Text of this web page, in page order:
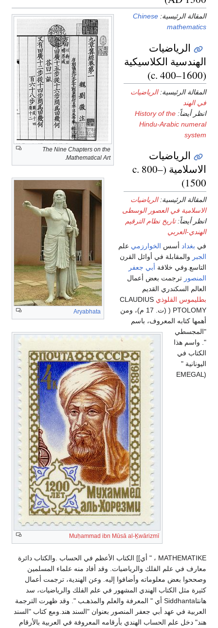
The Nine Chapters on the
Mathematical Art
.
المقالة الرئيسية: Chinese
mathematics
الرياضيات
الهندسية الكلاسيكية
(c. 400–1600)
المقالة الرئيسية:الرياضيات
في الهند
انظر أيضاً: History of the
Hindu-Arabic numeral
system
Aryabhata
الرياضيات
الاسلامية (c. 800–
1500)
المقالة الرئيسية:الرياضيات
الاسلامية في العصور الوسطى
انظر أيضاً:تاريخ نظام الترقيم
الهندي-العربي
Muḥammad ibn Mūsā al-Ḵwārizmī
في بغداد أسس الخوارزمي علم
الجبر والمقابلة في أوائل القرن
التاسع.وفي خلافة أبي جعفر
المنصور ترجمت بعض أعمال
العالم السكندري القديم
بطليموس القلوذي CLAUDIUS
PTOLOMY ( (ت. 17 م)، ومن
أهمها كتابه المعروف، باسم
"المجسطي
". واسم هذا
الكتاب في
اليونانية "
(EMEGAL
MATHEMATIKE ، " أي]] الكتاب الأعظم في الحساب .والكتاب دائرة
معارف في علم الفلك والرياضيات. وقد أفاد منه علماء المسلمين
وصححوا بعض معلوماته وأضافوا إليه. وعن الهندية، ترجمت أعمال
كثيرة مثل الكتاب الهندي المشهور في علم الفلك والرياضيات، سد
هانتاSiddhanta أي " المعرفة والعلم والمذهـب ". وقد ظهرت الترجمة
العربية في عهد أبي جعفر المنصور بعنوان "السند هند.ومع كتاب "السند
هند" دخل علم الحساب الهندي بأرقامه المعروفة في العربية بالأرقام